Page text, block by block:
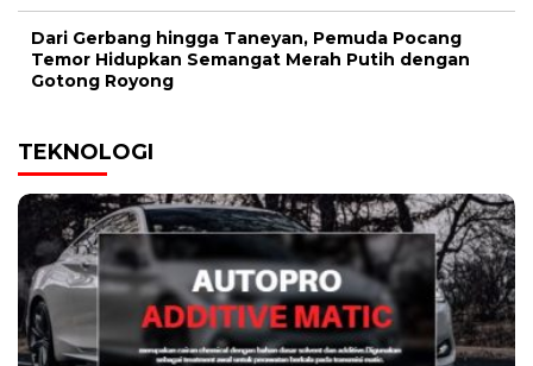
Dari Gerbang hingga Taneyan, Pemuda Pocang
Temor Hidupkan Semangat Merah Putih dengan
Gotong Royong
TEKNOLOGI